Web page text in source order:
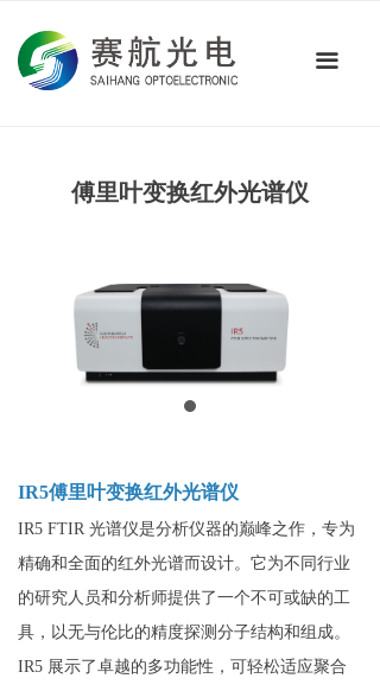
끀
首页
关于我们
技术应用
联系我们
傅里叶变换红外光谱仪
IR5傅里叶变换红外光谱仪
IR5 FTIR 光谱仪是分析仪器的巅峰之作，专为
精确和全面的红外光谱而设计。它为不同行业
的研究人员和分析师提供了一个不可或缺的工
具，以无与伦比的精度探测分子结构和组成。
IR5 展示了卓越的多功能性，可轻松适应聚合